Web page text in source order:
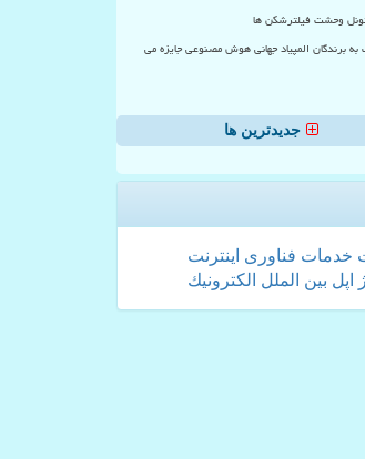
وحشت فیلترشکن ها
برندگان المپیاد جهانی هوش مصنوعی جایزه می
جدیدترین ها
خدمات فناوری اینترنت
اپل بین الملل الكترونیك